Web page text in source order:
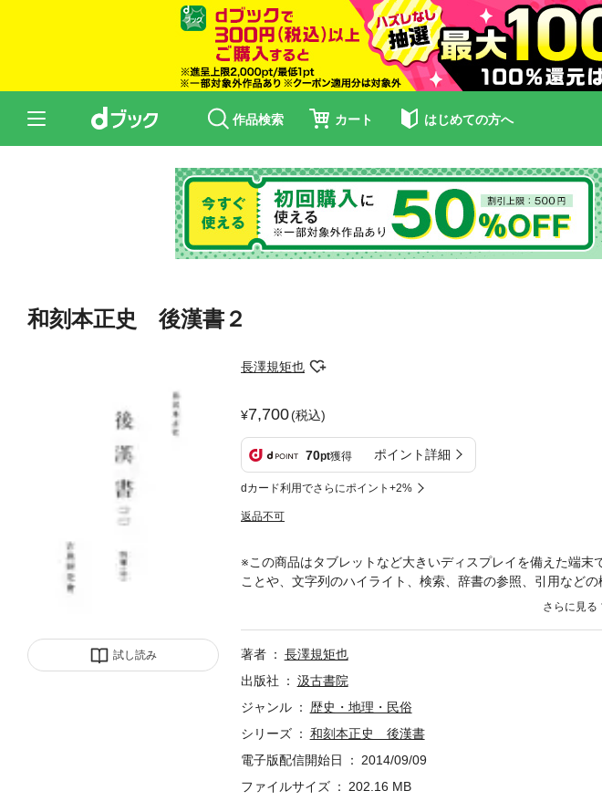
作品検索 カート はじめての方へ
和刻本正史 後漢書２
試し読み
長澤規矩也
7,700(税込)
70pt獲得 ポイント詳細
dカード利用でさらにポイント+2%
返品不可
※この商品はタブレットなど大きいディスプレイを備えた端
ことや、文字列のハイライト、検索、辞書の参照、引用など
解する上に、「正史」の存在は欠くべからざるものであるこ
り各藩が荻生徂徠ら当代一流の学者を動員し、藩の名誉をか
ず国史・国文・美術史など各分野の研究に必備の書である。
著者
長澤規矩也
出版社
汲古書院
ジャンル
歴史・地理・民俗
シリーズ
和刻本正史 後漢書
電子版配信開始日
2014/09/09
ファイルサイズ
202.16 MB